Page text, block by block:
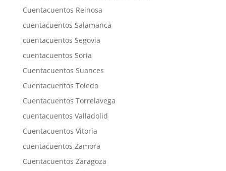
Cuentacuentos Reinosa
cuentacuentos Salamanca
cuentacuentos Segovia
cuentacuentos Soria
Cuentacuentos Suances
Cuentacuentos Toledo
Cuentacuentos Torrelavega
cuentacuentos Valladolid
Cuentacuentos Vitoria
cuentacuentos Zamora
Cuentacuentos Zaragoza